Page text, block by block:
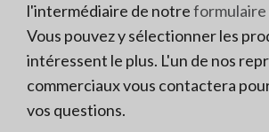
l'intermédiaire de notre
Vous pouvez y sélectionner les
intéressent le plus. L'un de nos
commerciaux vous contactera
vos questions.